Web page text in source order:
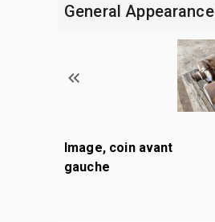
General Appearance
Image, coin avant
gauche